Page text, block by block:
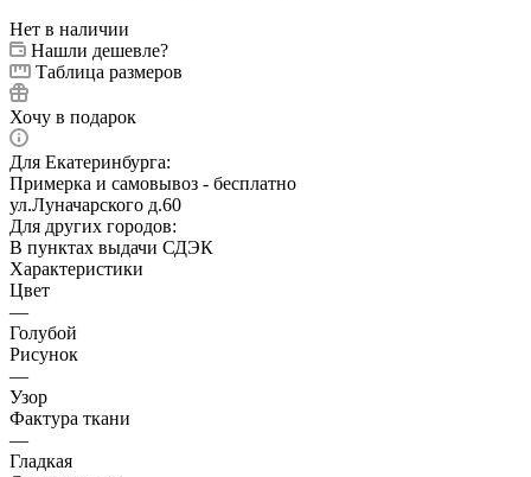
Нет в наличии
Нашли дешевле?
Таблица размеров
Хочу в подарок
Для Екатеринбурга:
Примерка и самовывоз - бесплатно
ул.Луначарского д.60
Для других городов:
В пунктах выдачи СДЭК
Характеристики
Цвет
—
Голубой
Рисунок
—
Узор
Фактура ткани
—
Гладкая